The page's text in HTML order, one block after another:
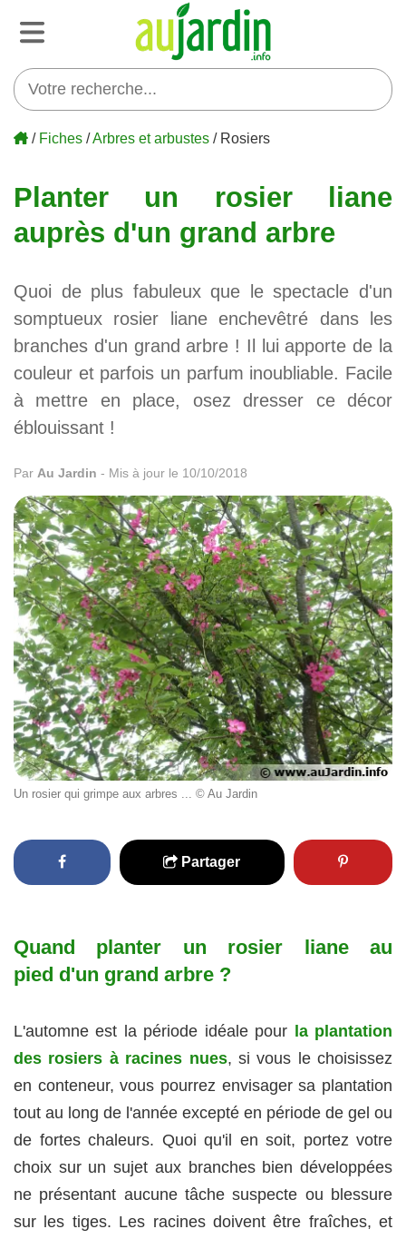
/ Fiches /Arbres et arbustes / Rosiers
Planter un rosier liane
auprès d'un grand arbre
Quoi de plus fabuleux que le spectacle d'un
somptueux rosier liane enchevêtré dans les
branches d'un grand arbre ! Il lui apporte de la
couleur et parfois un parfum inoubliable. Facile
à mettre en place, osez dresser ce décor
éblouissant !
Par Au Jardin - Mis à jour le 10/10/2018
Un rosier qui grimpe aux arbres ... © Au Jardin
Partager
Quand planter un rosier liane au
pied d'un grand arbre ?
L'automne est la période idéale pour
la plantation
des rosiers à racines nues, si vous le choisissez
en conteneur, vous pourrez envisager sa plantation
tout au long de l'année excepté en période de gel ou
de fortes chaleurs. Quoi qu'il en soit, portez votre
choix sur un sujet aux branches bien développées
ne présentant aucune tâche suspecte ou blessure
sur les tiges. Les racines doivent être fraîches, et